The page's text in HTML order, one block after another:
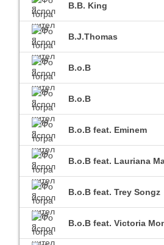
B.B. King
B.J.Thomas
B.o.B
B.o.B
B.o.B feat. Eminem
B.o.B feat. Lauriana
B.o.B feat. Trey Songz
B.o.B feat. Victoria